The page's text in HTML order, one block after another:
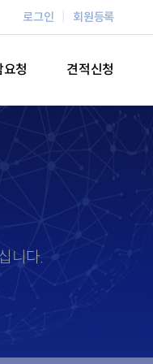
로그인 회원등록
요청 견적신청
니다.